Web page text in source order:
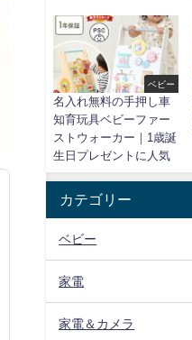
ベビー
名入れ無料の手押し車
知育玩具ベビーファー
ストウォーカー｜1歳誕
生日プレゼントに人気
カテゴリー
ベビー
家電
家電＆カメラ